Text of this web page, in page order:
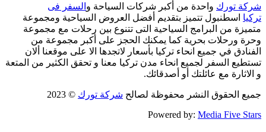
شركة تورك واحدة من أكبر شركات السياحة و السفر فى
تركيا اسطنبول تتميز بتقديم أفضل العروض السياحية ومجموعة
متميزة من البرامج السياحية التى تتنوع بين رحلات مع مجموعة
وحرة ورحلات بحرية كما يمكنك الحجز على أكبر مجموعة من
الفنادق في جميع انحاء تركيا بأسعار لاتجدها الا على موقعنا ألان
تستطيع السفر لجميع انحاء مدن تركيا معنا و تحقق الكثير من المتعة
و الاثارة مع عائلتك أو أصدقائك.
جميع الحقوق النشر محفوظة لصالح شركة تورك © 2023
Powered by: Media Five Stars